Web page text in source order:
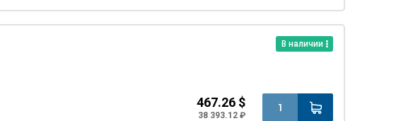
В наличии
467.26 $
38 393.12 ₽